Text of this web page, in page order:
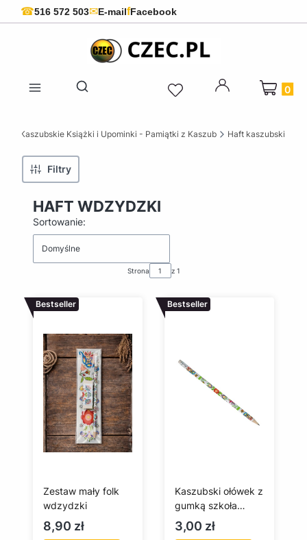
☎516 572 503✉E-mailfFacebook
Otwórz wyszukiwarkę
Produkty
Kaszubskie Książki i Upominki - Pamiątki z Kaszub Haft kaszubski
Filtry
HAFT WDZYDZKI
Lista produktów
Sortowanie:
Domyślne
Strona z 1
Bestseller
Zestaw mały folk
wdzydzki
Cena
8,90 zł
Bestseller
Kaszubski ołówek z
gumką szkoła
wdzydzka
Cena
3,00 zł